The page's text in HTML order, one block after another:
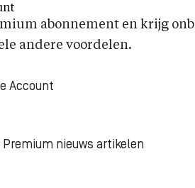
abonnement en krijg
andere voordelen.
Account
nieuws artikelen